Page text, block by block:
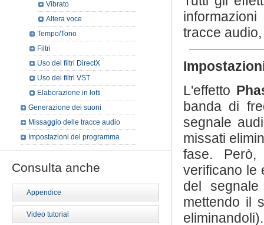
tracce
L'effetto
banda di
segnale
missati
fase.
verificano le
del
mettendo il
Vibrato
Altera voce
Tempo/Tono
Filtri
Uso dei filtri DirectX
Uso dei filtri VST
Elaborazione in lotti
Generazione dei suoni
Missaggio delle tracce audio
Impostazioni del programma
Consulta anche
Appendice
Video tutorial